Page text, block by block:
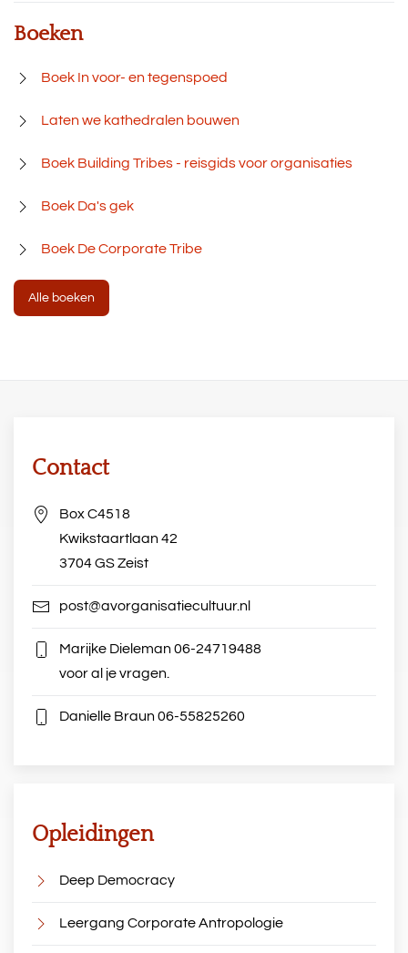
Boeken
Boek In voor- en tegenspoed
Laten we kathedralen bouwen
Boek Building Tribes - reisgids voor organisaties
Boek Da's gek
Boek De Corporate Tribe
Alle boeken
Contact
Box C4518
Kwikstaartlaan 42
3704 GS Zeist
post@avorganisatiecultuur.nl
Marijke Dieleman06-24719488
voor al je vragen.
Danielle Braun06-55825260
Opleidingen
Deep Democracy
Leergang Corporate Antropologie